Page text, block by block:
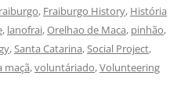
, Fraiburgo History, História
, lanofrai,Orelhao de Maca, pinhão,
,Santa Catarina,Social Project,
maçã,voluntáriado,Volunteering